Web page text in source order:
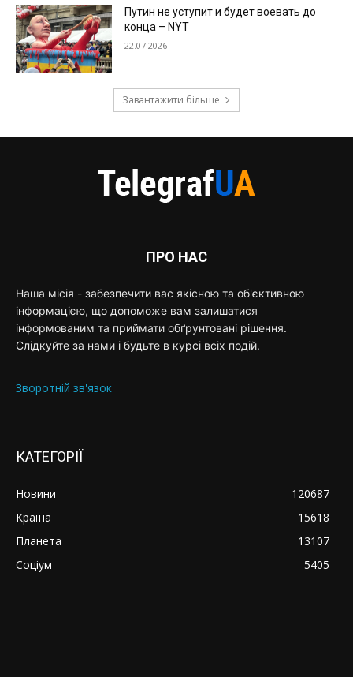
Путин не уступит и будет воевать до
конца – NYT
22.07.2026
Завантажити більше
ПРО НАС
Наша місія - забезпечити вас якісною та об'єктивною
інформацією, що допоможе вам залишатися
інформованим та приймати обґрунтовані рішення.
Слідкуйте за нами і будьте в курсі всіх подій.
Зворотній зв'язок
КАТЕГОРІЇ
Новини
120687
Країна
15618
Планета
13107
Соціум
5405